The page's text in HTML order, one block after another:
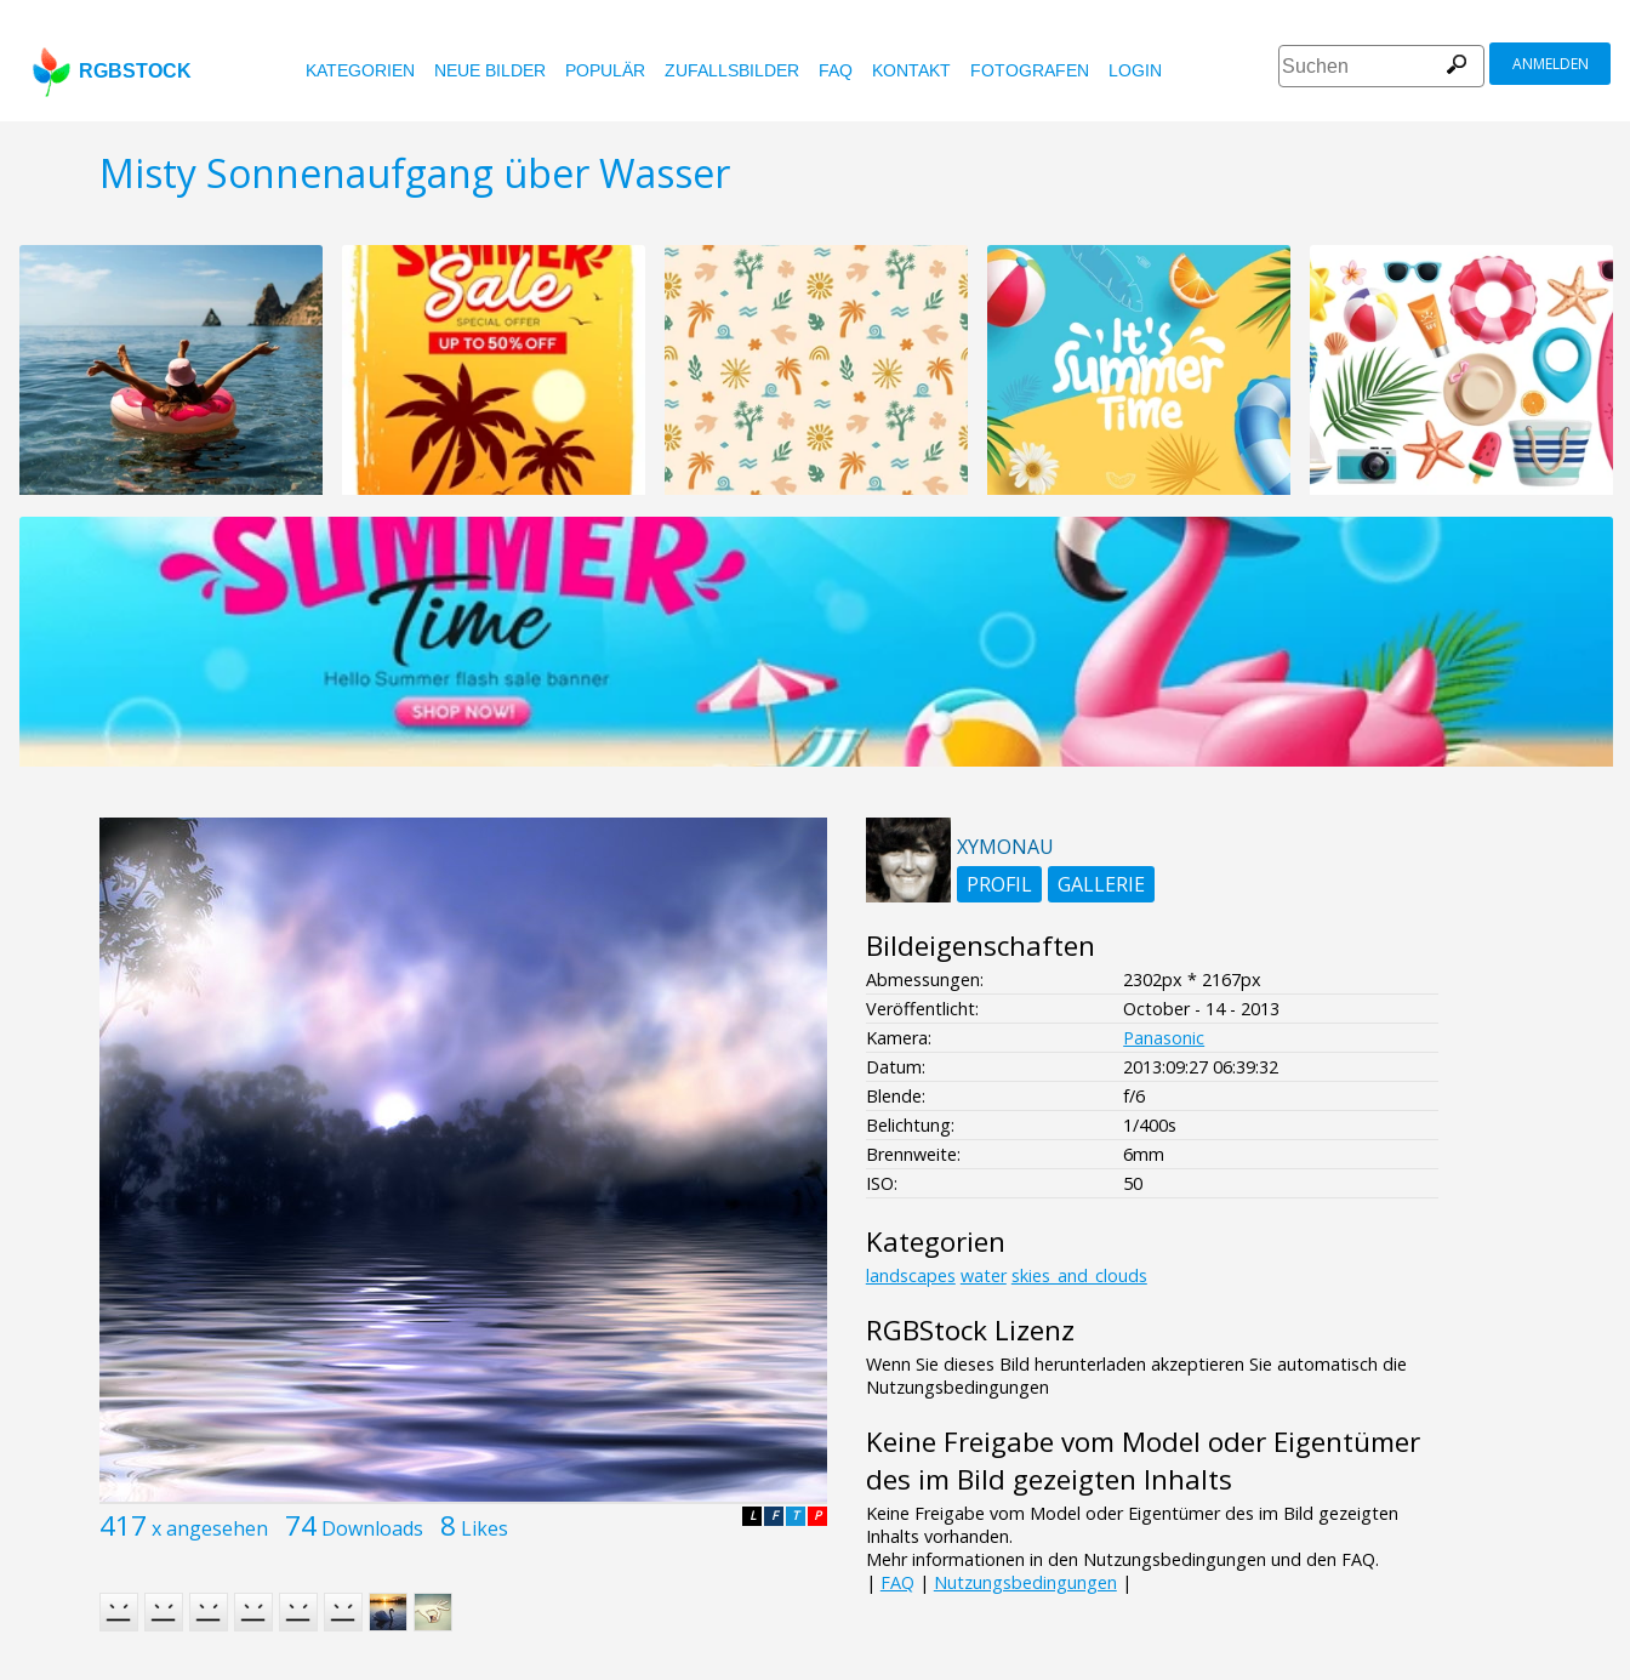
RGBSTOCK KATEGORIEN NEUE BILDER POPULÄR ZUFALLSBILDER FAQ KONTAKT FOTOGRAFEN LOGIN ANMELDEN
Misty Sonnenaufgang über Wasser
417 x angesehen 74 Downloads 8 Likes P
T
F
L
XYMONAU
PROFIL
GALLERIE
Bildeigenschaften
Abmessungen:
2302px * 2167px
Veröffentlicht:
October - 14 - 2013
Kamera:
Panasonic
Datum:
2013:09:27 06:39:32
Blende:
f/6
Belichtung:
1/400s
Brennweite:
6mm
ISO:
50
Kategorien
landscapes water skies_and_clouds
RGBStock Lizenz
Wenn Sie dieses Bild herunterladen akzeptieren Sie automatisch die
Nutzungsbedingungen
Keine Freigabe vom Model oder Eigentümer
des im Bild gezeigten Inhalts
Keine Freigabe vom Model oder Eigentümer des im Bild gezeigten
Inhalts vorhanden.
Mehr informationen in den Nutzungsbedingungen und den FAQ.
| FAQ | Nutzungsbedingungen |